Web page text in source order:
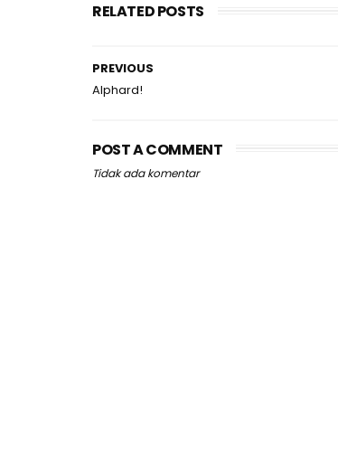
RELATED POSTS
PREVIOUS
Alphard!
POST A COMMENT
Tidak ada komentar